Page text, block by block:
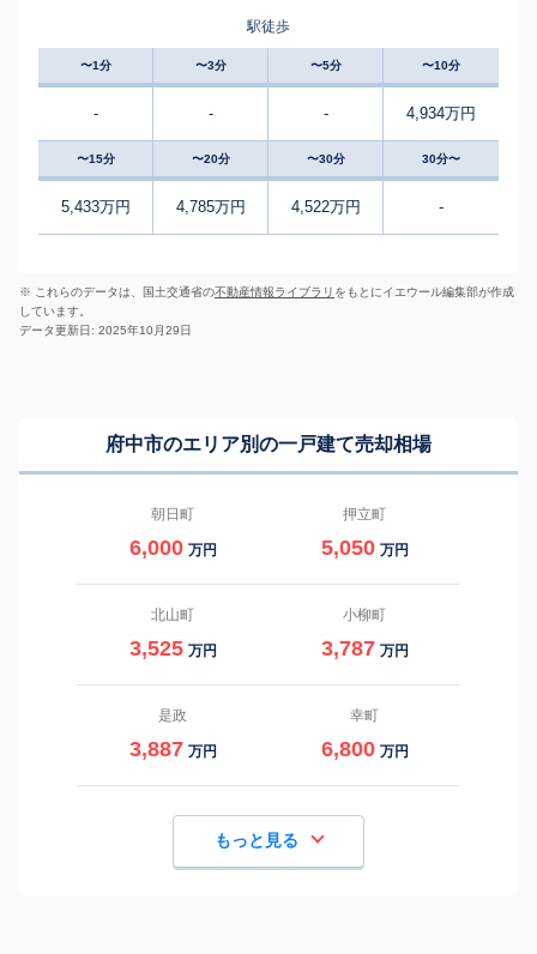
駅徒歩
〜1分 〜3分 〜5分 〜10分
- - - 4,934万円
〜15分 〜20分 〜30分 30分〜
5,433万円 4,785万円 4,522万円 -
※ これらのデータは、国土交通省の不動産情報ライブラリ をもとにイエウール編集部が作成
しています。
データ更新日: 2025年10月29日
府中市のエリア別の一戸建て売却相場
朝日町
6,000 万円
押立町
5,050 万円
北山町
3,525 万円
小柳町
3,787 万円
是政
3,887 万円
幸町
6,800 万円
もっと見る